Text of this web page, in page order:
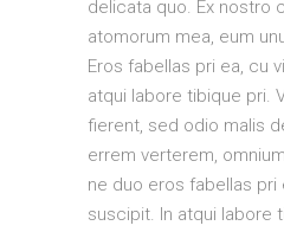
delicata quo. Ex nostro
atomorum mea, eum
Eros fabellas pri ea, cu
atqui labore tibique pri.
fierent, sed odio malis
errem verterem,
ne duo eros fabellas pri
suscipit. In atqui labore